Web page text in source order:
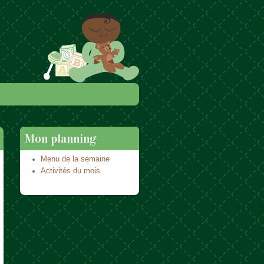
Mon planning
Menu de la semaine
Activités du mois